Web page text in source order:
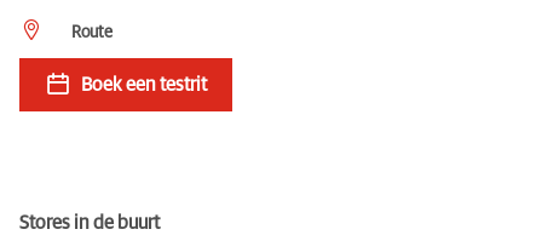
Route
Boek een testrit
Stores in de buurt